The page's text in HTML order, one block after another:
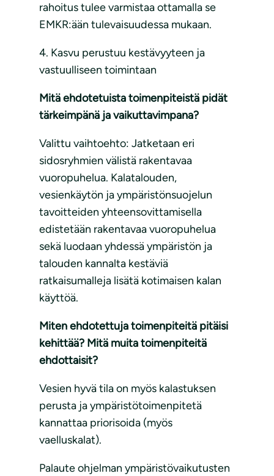
rahoitus tulee varmistaa ottamalla se
EMKR:ään tulevaisuudessa mukaan.
4. Kasvu perustuu kestävyyteen ja
vastuulliseen toimintaan
Mitä ehdotetuista toimenpiteistä pidät
tärkeimpänä ja vaikuttavimpana?
Valittu vaihtoehto: Jatketaan eri
sidosryhmien välistä rakentavaa
vuoropuhelua. Kalatalouden,
vesienkäytön ja ympäristönsuojelun
tavoitteiden yhteensovittamisella
edistetään rakentavaa vuoropuhelua
sekä luodaan yhdessä ympäristön ja
talouden kannalta kestäviä
ratkaisumalleja lisätä kotimaisen kalan
käyttöä.
Miten ehdotettuja toimenpiteitä pitäisi
kehittää? Mitä muita toimenpiteitä
ehdottaisit?
Vesien hyvä tila on myös kalastuksen
perusta ja ympäristötoimenpitetä
kannattaa priorisoida (myös
vaelluskalat).
Palaute ohjelman ympäristövaikutusten